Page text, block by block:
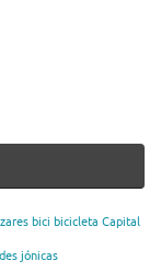
bici bicicleta Capital
jónicas